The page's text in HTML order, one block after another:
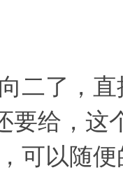
二了，
要给，这
可以随